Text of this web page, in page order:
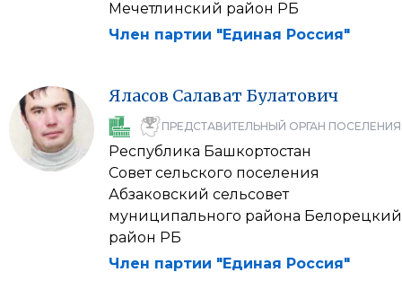
Мечетлинский район РБ
Член партии "Единая Россия"
Яласов Салават Булатович
ПРЕДСТАВИТЕЛЬНЫЙ ОРГАН ПОСЕЛЕНИЯ
Республика Башкортостан
Совет сельского поселения
Абзаковский сельсовет
муниципального района Белорецкий
район РБ
Член партии "Единая Россия"